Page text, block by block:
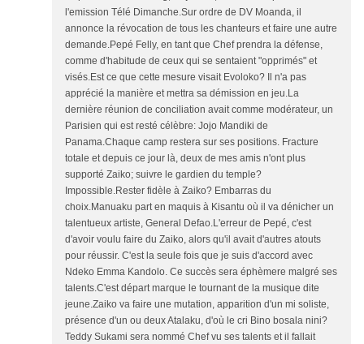
l'emission Télé Dimanche.Sur ordre de DV Moanda, il
annonce la révocation de tous les chanteurs et faire une autre
demande.Pepé Felly, en tant que Chef prendra la défense,
comme d'habitude de ceux qui se sentaient "opprimés" et
visés.Est ce que cette mesure visait Evoloko? Il n'a pas
apprécié la manière et mettra sa démission en jeu.La
dernière réunion de conciliation avait comme modérateur, un
Parisien qui est resté célèbre: Jojo Mandiki de
Panama.Chaque camp restera sur ses positions. Fracture
totale et depuis ce jour là, deux de mes amis n'ont plus
supporté Zaiko; suivre le gardien du temple?
Impossible.Rester fidèle à Zaiko? Embarras du
choix.Manuaku part en maquis à Kisantu où il va dénicher un
talentueux artiste, General Defao.L'erreur de Pepé, c'est
d'avoir voulu faire du Zaiko, alors qu'il avait d'autres atouts
pour réussir. C'est la seule fois que je suis d'accord avec
Ndeko Emma Kandolo. Ce succès sera éphèmere malgré ses
talents.C'est départ marque le tournant de la musique dite
jeune.Zaiko va faire une mutation, apparition d'un mi soliste,
présence d'un ou deux Atalaku, d'où le cri Bino bosala nini?
Teddy Sukami sera nommé Chef vu ses talents et il fallait